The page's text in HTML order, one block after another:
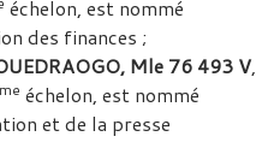
échelon, est nommé
des finances ;
Mle 76 493 V,
échelon, est nommé
et de la presse